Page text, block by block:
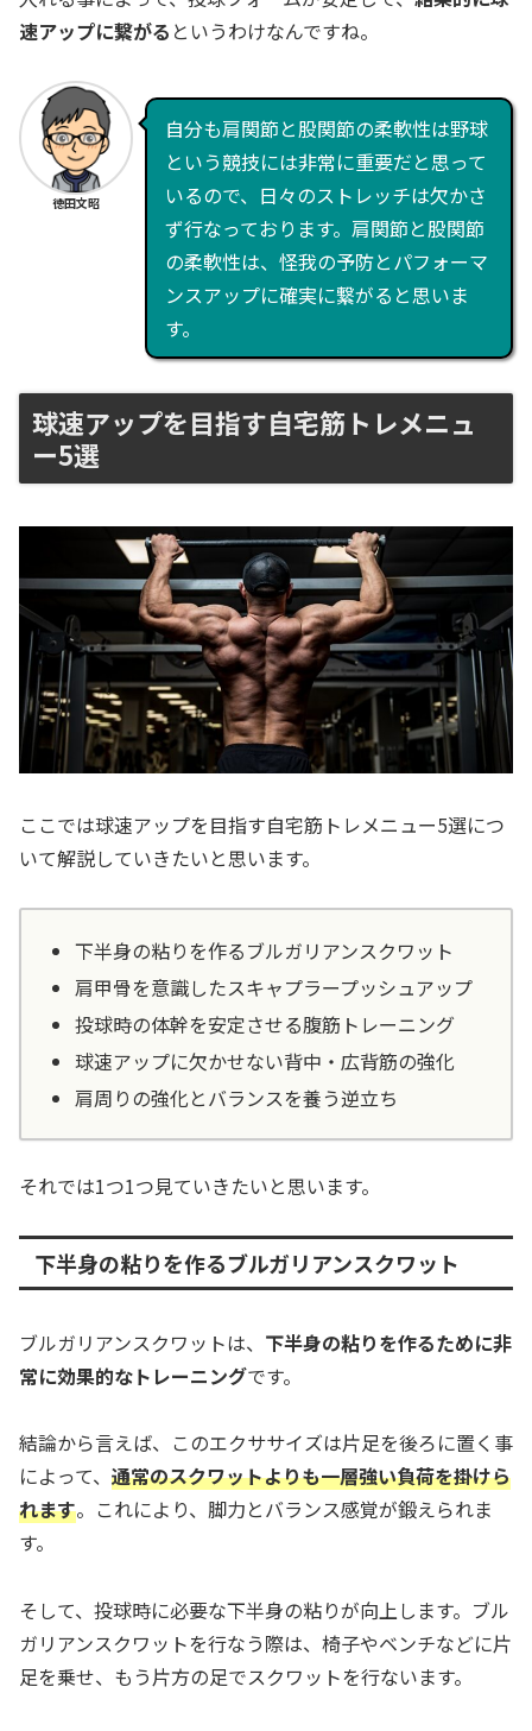
速アップに繋がる というわけなんですね。
徳田文昭
自分も肩関節と股関節の柔軟性は野球
という競技には非常に重要だと思って
いるので、日々のストレッチは欠かさ
ず行なっております。肩関節と股関節
の柔軟性は、怪我の予防とパフォーマ
ンスアップに確実に繋がると思いま
す。
球速アップを目指す自宅筋トレメニュ
ー5選
ここでは球速アップを目指す自宅筋トレメニュー5選につ
いて解説していきたいと思います。
下半身の粘りを作るブルガリアンスクワット
肩甲骨を意識したスキャプラープッシュアップ
投球時の体幹を安定させる腹筋トレーニング
球速アップに欠かせない背中・広背筋の強化
肩周りの強化とバランスを養う逆立ち
それでは1つ1つ見ていきたいと思います。
下半身の粘りを作るブルガリアンスクワット
ブルガリアンスクワットは、 下半身の粘りを作るために非
常に効果的なトレーニングです。
結論から言えば、このエクササイズは片足を後ろに置く事
によって、 通常のスクワットよりも一層強い負荷を掛けら
れます。これにより、脚力とバランス感覚が鍛えられま
す。
そして、投球時に必要な下半身の粘りが向上します。ブル
ガリアンスクワットを行なう際は、椅子やベンチなどに片
足を乗せ、もう片方の足でスクワットを行ないます。